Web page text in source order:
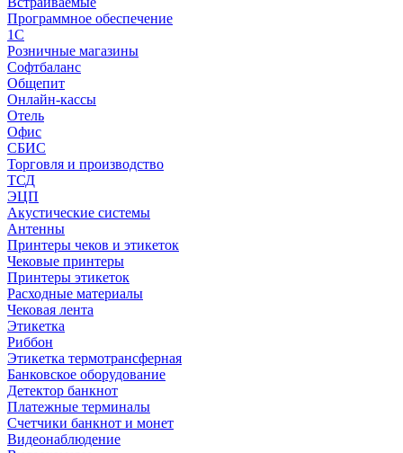
Программное обеспечение
1С
Розничные магазины
Софтбаланс
Общепит
Онлайн-кассы
Отель
Офис
СБИС
Торговля и производство
ТСД
ЭЦП
Акустические системы
Антенны
Принтеры чеков и этикеток
Чековые принтеры
Принтеры этикеток
Расходные материалы
Чековая лента
Этикетка
Риббон
Этикетка термотрансферная
Банковское оборудование
Детектор банкнот
Платежные терминалы
Счетчики банкнот и монет
Видеонаблюдение